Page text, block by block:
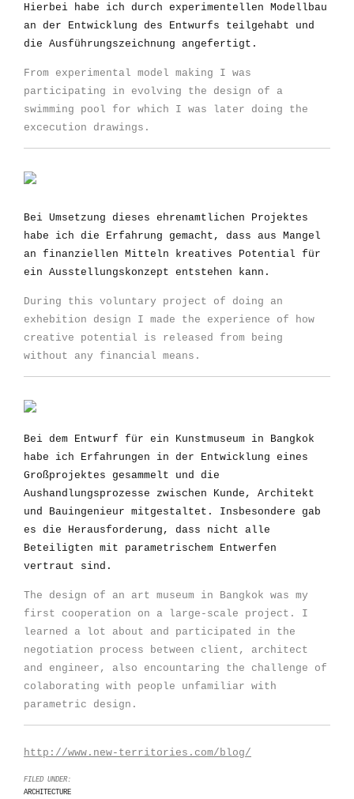
Hierbei habe ich durch experimentellen Modellbau
an der Entwicklung des Entwurfs teilgehabt und
die Ausführungszeichnung angefertigt.
From experimental model making I was
participating in evolving the design of a
swimming pool for which I was later doing the
excecution drawings.
Bei Umsetzung dieses ehrenamtlichen Projektes
habe ich die Erfahrung gemacht, dass aus Mangel
an finanziellen Mitteln kreatives Potential für
ein Ausstellungskonzept entstehen kann.
During this voluntary project of doing an
exhebition design I made the experience of how
creative potential is released from being
without any financial means.
Bei dem Entwurf für ein Kunstmuseum in Bangkok
habe ich Erfahrungen in der Entwicklung eines
Großprojektes gesammelt und die
Aushandlungsprozesse zwischen Kunde, Architekt
und Bauingenieur mitgestaltet. Insbesondere gab
es die Herausforderung, dass nicht alle
Beteiligten mit parametrischem Entwerfen
vertraut sind.
The design of an art museum in Bangkok was my
first cooperation on a large-scale project. I
learned a lot about and participated in the
negotiation process between client, architect
and engineer, also encountaring the challenge of
colaborating with people unfamiliar with
parametric design.
http://www.new-territories.com/blog/
FILED UNDER:
ARCHITECTURE